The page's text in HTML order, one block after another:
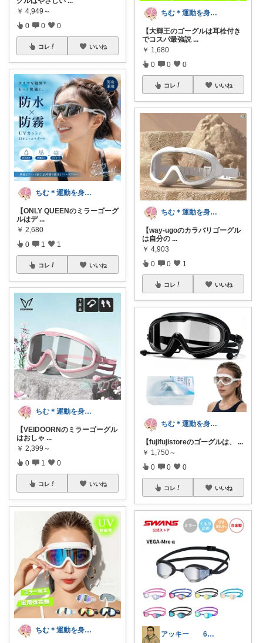
￥ 4,949～
0 0 0
コレ いいね
ちむ＊運動を身近に、ハッピーに＊
【ONLY QUEENのミラーゴーグ
ルはデ ...
￥ 2,680
0 1 1
コレ いいね
ちむ＊運動を身近に、ハッピーに＊
【VEIDOORNのミラーゴーグル
はおしゃ ...
￥ 2,399～
0 1 0
コレ いいね
ちむ＊運動を身近に、ハッピーに＊
ちむ＊運動を身近に、ハッピーに＊
【大輝王のゴーグルは耳栓付き
でコスパ最強説 ...
￥ 1,680
0 0 0
コレ いいね
ちむ＊運動を身近に、ハッピーに＊
【way-ugoのカラバリゴーグル
は自分の ...
￥ 4,903
0 0 1
コレ いいね
ちむ＊運動を身近に、ハッピーに＊
【fujifujistoreのゴーグルは、
...
￥ 1,750～
0 0 0
コレ いいね
アッキー 6才娘👧子育て中💪